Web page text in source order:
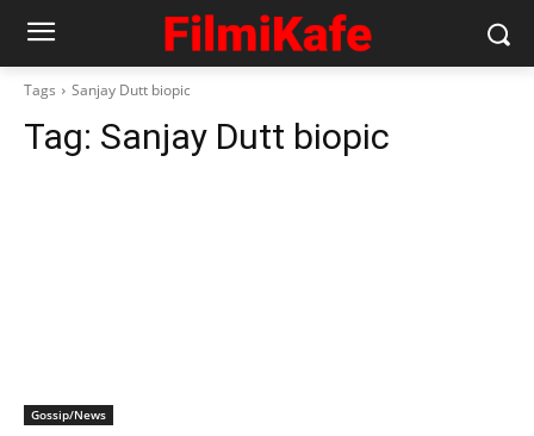
Tags Sanjay Dutt biopic
Tag: Sanjay Dutt biopic
Gossip/News